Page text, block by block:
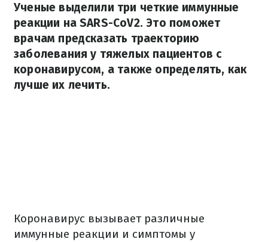
Ученые выделили три четкие иммунные
реакции на SARS-CoV2. Это поможет
врачам предсказать траекторию
заболевания у тяжелых пациентов с
коронавирусом, а также определять, как
лучше их лечить.
Коронавирус вызывает различные
иммунные реакции и симптомы у